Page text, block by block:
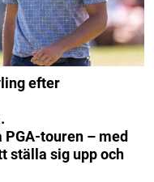
efter
touren – med
ställa sig upp och